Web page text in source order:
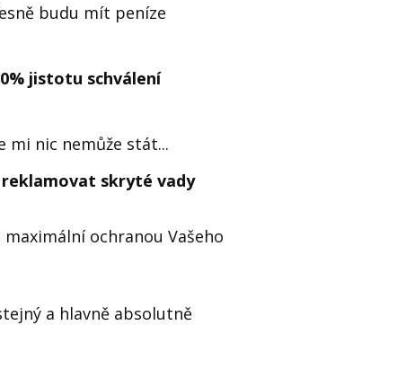
budu mít peníze
jistotu schválení
mi nic nemůže stát...
skryté vady
ochranou Vašeho
a hlavně absolutně